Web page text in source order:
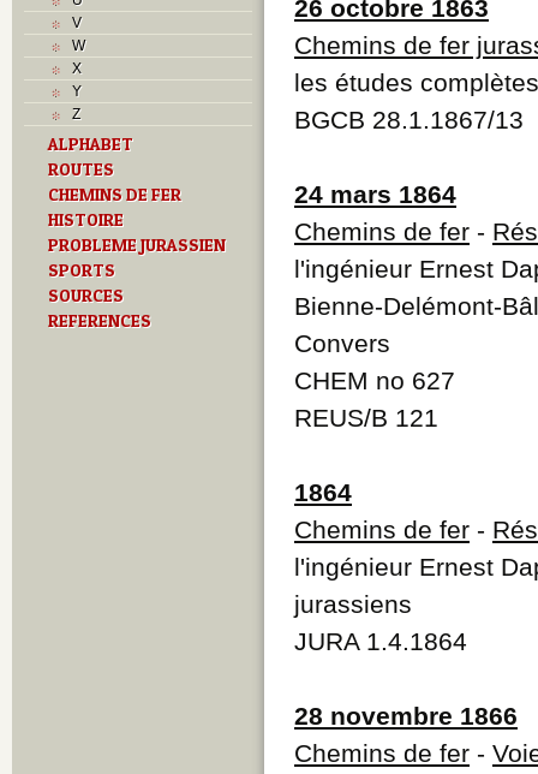
V
W
X
Y
Z
ALPHABET
ROUTES
CHEMINS DE FER
HISTOIRE
PROBLEME JURASSIEN
SPORTS
SOURCES
REFERENCES
26 octobre 1863
Chemins de fer
les études
BGCB 28.1.1867/13
24 mars 1864
Chemins de fer -
l'ingénieur Ernest
Bienne-Delémont-
Convers
CHEM no 627
REUS/B 121
1864
Chemins de fer -
l'ingénieur Ernest
jurassiens
JURA 1.4.1864
28 novembre 1866
Chemins de fer -